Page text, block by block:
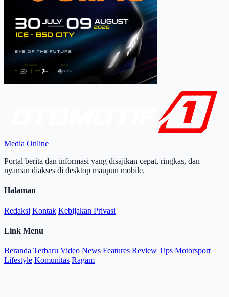
Media Online
Portal berita dan informasi yang disajikan cepat, ringkas, dan
nyaman diakses di desktop maupun mobile.
Halaman
Redaksi Kontak Kebijakan Privasi
Link Menu
Beranda Terbaru Video News Features Review Tips Motorsport
Lifestyle Komunitas Ragam